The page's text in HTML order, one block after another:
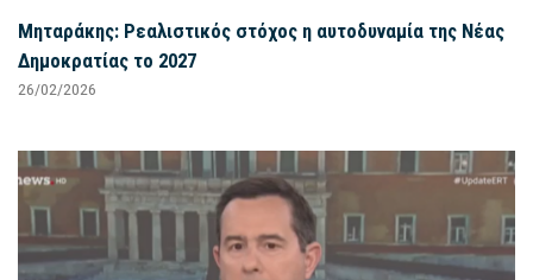
Μηταράκης: Ρεαλιστικός στόχος η αυτοδυναμία της Νέας
Δημοκρατίας το 2027
26/02/2026